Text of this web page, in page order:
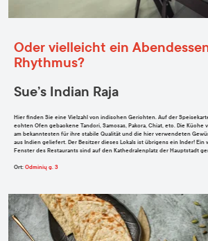
Oder vielleicht ein
Rhythmus?
Sue’s Indian Raja
Hier finden Sie eine Vielzahl von indischen Gerichten. Auf der
echten Ofen gebackene Tandori, Samosas, Pakora, Chiat, etc. Die Küche
am bekanntesten für ihre stabile Qualität und die hier verwendeten
aus Indien geliefert. Der Besitzer dieses Lokals ist übrigens ein Inder! Ein
Fenster des Restaurants sind auf den Kathedralenplatz der Hauptstadt
Ort: Odminių g. 3